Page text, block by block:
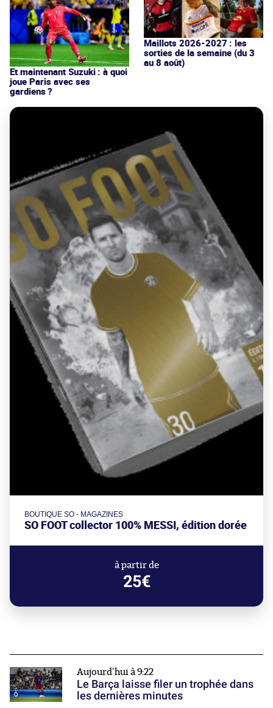
Et maintenant Suzuki : à quoi
joue Paris avec ses
gardiens ?
Maillots 2026-2027 : les
sorties de la semaine (du 3
au 8 août)
BOUTIQUE SO - MAGAZINES
SO FOOT collector 100% MESSI, édition dorée
à partir de
25€
Aujourd'hui à 9:22
Le Barça laisse filer un trophée dans
les dernières minutes